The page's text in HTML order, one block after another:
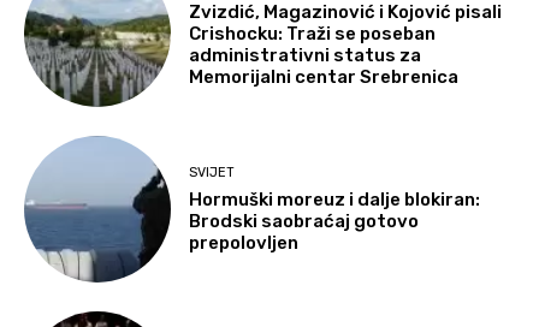
Zvizdić, Magazinović i Kojović pisali
Crishocku: Traži se poseban
administrativni status za
Memorijalni centar Srebrenica
SVIJET
Hormuški moreuz i dalje blokiran:
Brodski saobraćaj gotovo
prepolovljen